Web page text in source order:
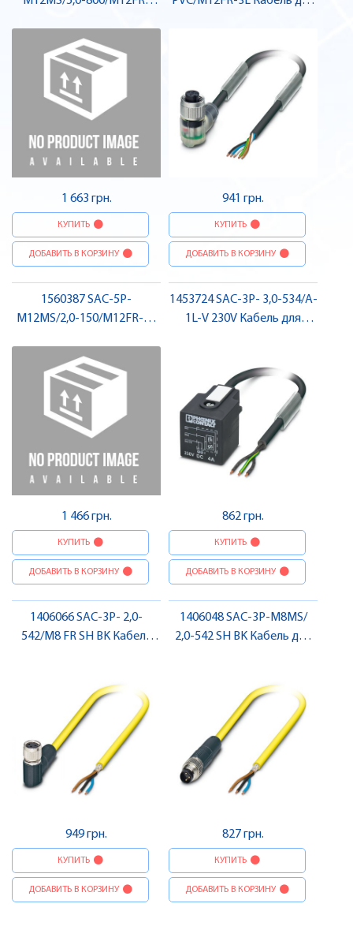
виконавчого елемента,
штекер-гніздо , Pheonix
Contact
1 663 грн.
КУПИТЬ
ДОБАВИТЬ В КОРЗИНУ
Contact
941 грн.
КУПИТЬ
ДОБАВИТЬ В КОРЗИНУ
1560387 SAC-5P-
M12MS/2,0-150/M12FR-3L
виконавчого елемента,
штекер-гніздо , Pheonix
Contact
1 466 грн.
КУПИТЬ
ДОБАВИТЬ В КОРЗИНУ
1453724 SAC-3P- 3,0-534/A-
1L-V 230V Кабель для
електромагнітного
клапану , Pheonix Contact
862 грн.
КУПИТЬ
ДОБАВИТЬ В КОРЗИНУ
1406066 SAC-3P- 2,0-
542/M8 FR SH BK Кабель
949 грн.
КУПИТЬ
ДОБАВИТЬ В КОРЗИНУ
1406048 SAC-3P-M8MS/
2,0-542 SH BK Кабель для
827 грн.
КУПИТЬ
ДОБАВИТЬ В КОРЗИНУ